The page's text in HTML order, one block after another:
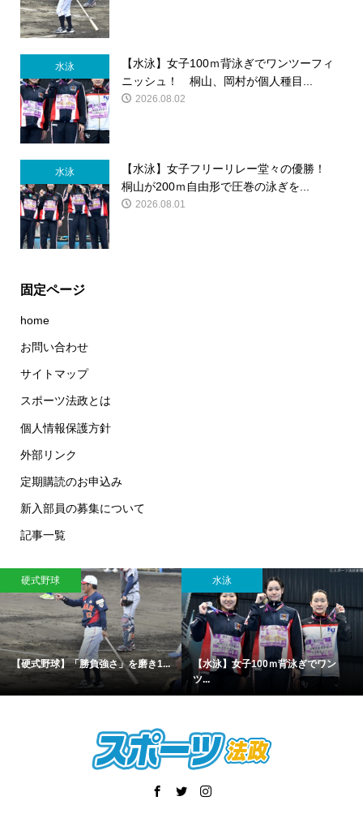
水泳
【水泳】女子100ｍ背泳ぎでワンツーフィ
ニッシュ！ 桐山、岡村が個人種目...
2026.08.02
水泳
【水泳】女子フリーリレー堂々の優勝！
桐山が200ｍ自由形で圧巻の泳ぎを...
2026.08.01
固定ページ
home
お問い合わせ
サイトマップ
スポーツ法政とは
個人情報保護方針
外部リンク
定期購読のお申込み
新入部員の募集について
記事一覧
硬式野球
【硬式野球】「勝負強さ」を磨き1...
水泳
【水泳】女子100ｍ背泳ぎでワン
ツ...